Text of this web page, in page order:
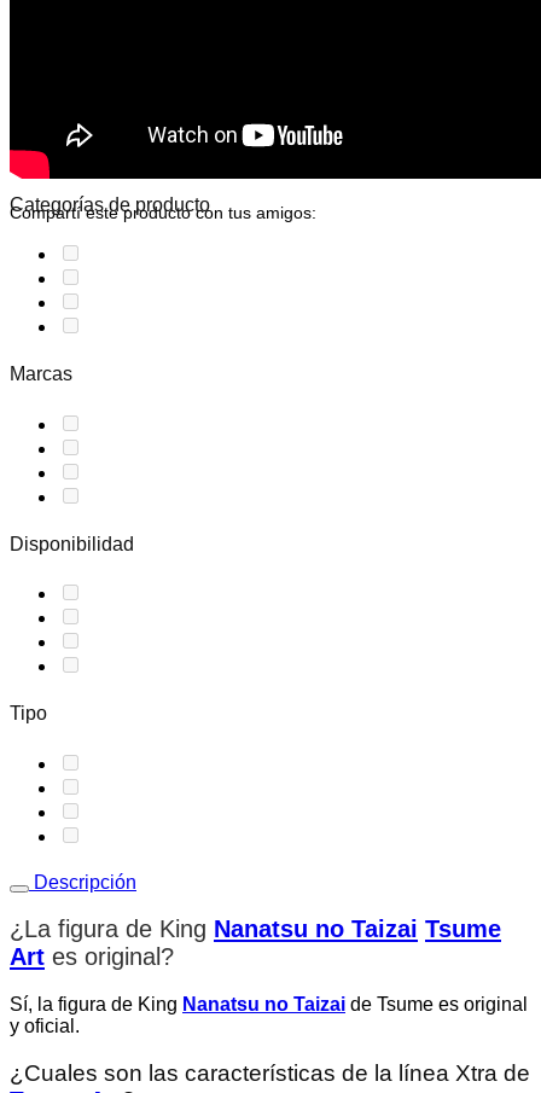
Compartí este producto con tus amigos:
Categorías de producto
Marcas
Disponibilidad
Tipo
Descripción
¿La figura de King Nanatsu no Taizai Tsume
Art es original ?
Sí, la figura de King Nanatsu no Taizai de Tsume es original
y oficial.
¿Cuales son las características de la línea Xtra de